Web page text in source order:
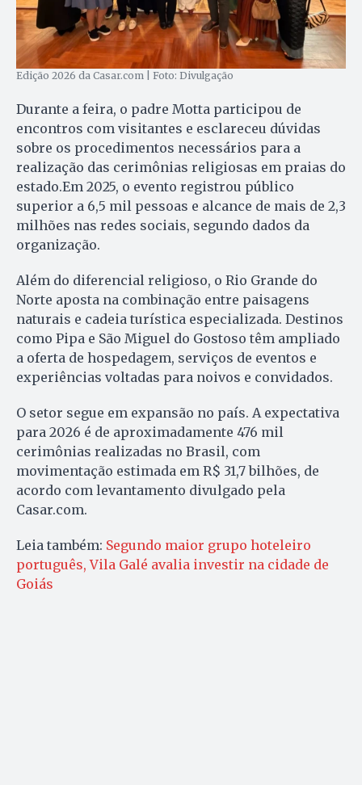
Edição 2026 da Casar.com | Foto: Divulgação
Durante a feira, o padre Motta participou de
encontros com visitantes e esclareceu dúvidas
sobre os procedimentos necessários para a
realização das cerimônias religiosas em praias do
estado.Em 2025, o evento registrou público
superior a 6,5 mil pessoas e alcance de mais de 2,3
milhões nas redes sociais, segundo dados da
organização.
Além do diferencial religioso, o Rio Grande do
Norte aposta na combinação entre paisagens
naturais e cadeia turística especializada. Destinos
como Pipa e São Miguel do Gostoso têm ampliado
a oferta de hospedagem, serviços de eventos e
experiências voltadas para noivos e convidados.
O setor segue em expansão no país. A expectativa
para 2026 é de aproximadamente 476 mil
cerimônias realizadas no Brasil, com
movimentação estimada em R$ 31,7 bilhões, de
acordo com levantamento divulgado pela
Casar.com.
Leia também: Segundo maior grupo hoteleiro
português, Vila Galé avalia investir na cidade de
Goiás